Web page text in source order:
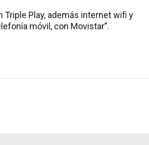
Play, además internet wifi y
móvil, con Movistar”.